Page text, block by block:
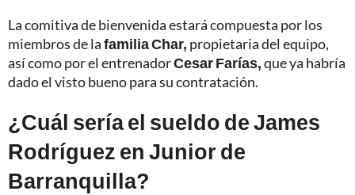
La comitiva de bienvenida estará compuesta por los
miembros de lafamilia Char, propietaria del equipo,
así como por el entrenadorCesar Farías,que ya habría
dado el visto bueno para su contratación.
¿Cuál sería el sueldo de James
Rodríguez en Junior de
Barranquilla?